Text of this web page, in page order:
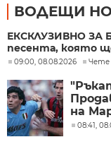
ВОДЕЩИ
ЕКСКЛУЗИВНО ЗА
песента, която
09:00, 08.08.2026 Чете
на
08:41,